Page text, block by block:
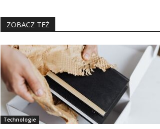
ZOBACZ TEŻ
Technologie